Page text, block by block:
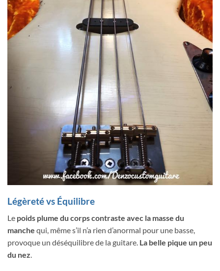
Légèreté vs Équilibre
Le poids plume du corps contraste avec la masse du
manche qui, même s’il n’a rien d’anormal pour une basse,
provoque un déséquilibre de la guitare. La belle pique un peu
du nez.